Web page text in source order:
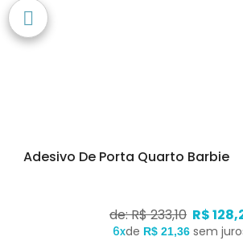
Adesivo De Porta Quarto Barbie
de: R$ 233,10 R$
6xde R$ 21,36 sem